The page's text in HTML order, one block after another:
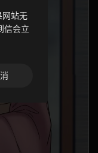
网站无
信会立